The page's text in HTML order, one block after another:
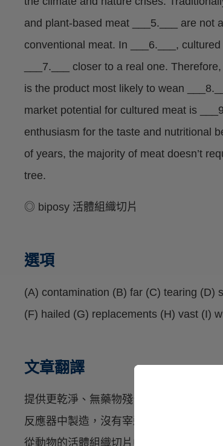
and plant-based meat ___5.___ are not
conventional meat. In ___6.___,
___7.___ closer to a real one.
is the product most likely to wean
market potential for cultured meat is
enthusiasm for the taste and nutritional
of years, the majority of meat doesn’t
tree.
◎ biposy 活體組織切片
選項
(A) contamination (B) far (C) tearing (D)
(F) hailed (G) replacements (H) vast (I)
文章翻譯
提供更乾淨、無藥物殘留、零殘忍的肉
反應器中製造，沒有宰殺任何一隻動物
從動物的活體組織切片中被取出。這種